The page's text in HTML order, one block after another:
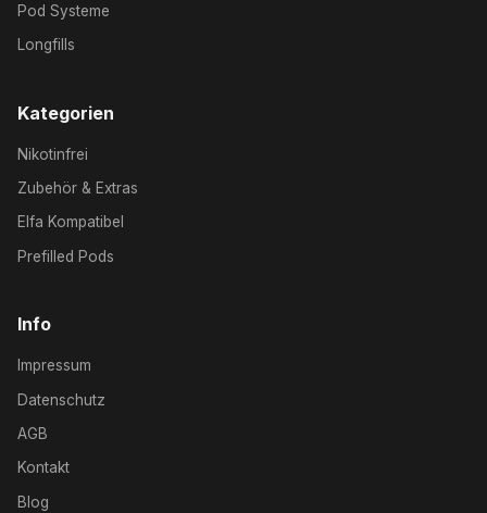
Pod Systeme
Longfills
Kategorien
Nikotinfrei
Zubehör & Extras
Elfa Kompatibel
Prefilled Pods
Info
Impressum
Datenschutz
AGB
Kontakt
Blog